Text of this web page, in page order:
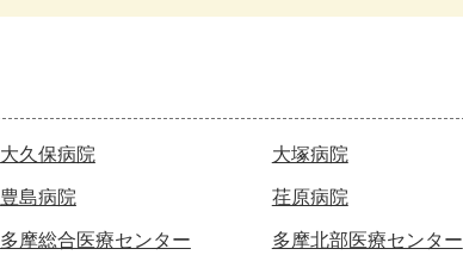
大久保病院 大塚病院
豊島病院 荏原病院
多摩総合医療センター 多摩北部医療センター